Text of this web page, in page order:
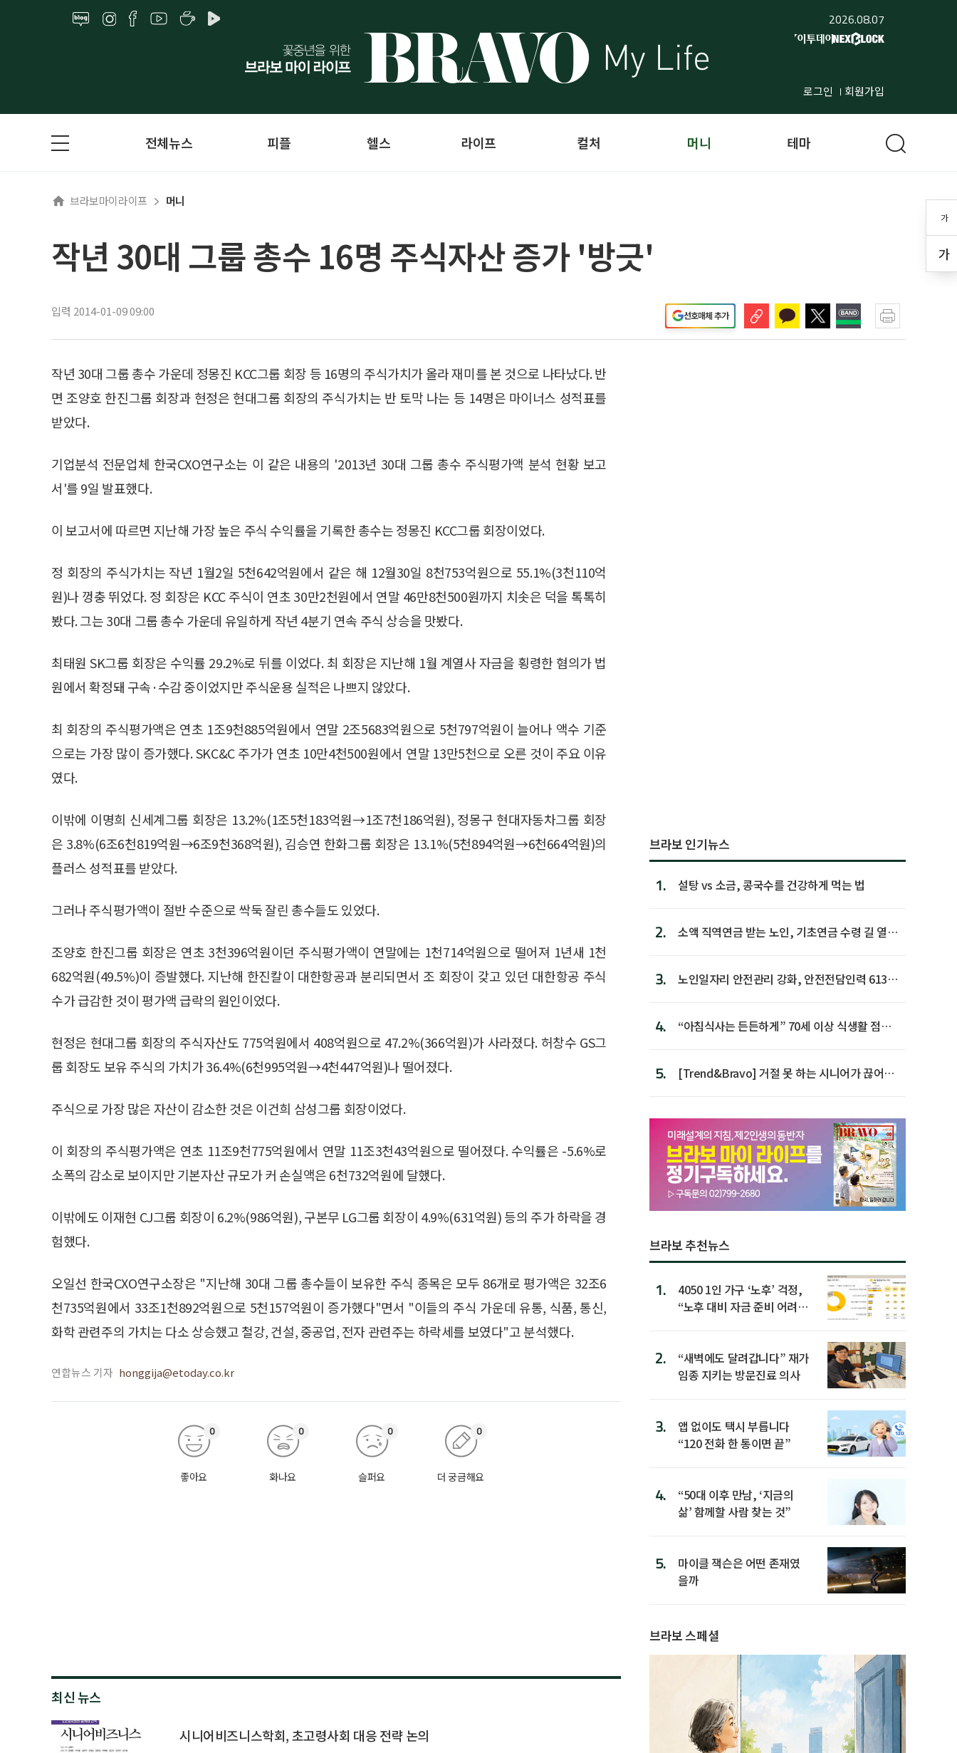
2026.08.07
로그인 회원가입
가
가
전체뉴스 피플 헬스 라이프 컬처 머니 테마
브라보마이라이프 머니
작년 30대 그룹 총수 16명 주식자산 증가 '방긋'
입력 2014-01-09 09:00 선호매체 추가
작년 30대 그룹 총수 가운데 정몽진 KCC그룹 회장 등 16명의 주식가치가 올라 재미를 본 것으로 나타났다. 반
면 조양호 한진그룹 회장과 현정은 현대그룹 회장의 주식가치는 반 토막 나는 등 14명은 마이너스 성적표를
받았다.
기업분석 전문업체 한국CXO연구소는 이 같은 내용의 '2013년 30대 그룹 총수 주식평가액 분석 현황 보고
서'를 9일 발표했다.
이 보고서에 따르면 지난해 가장 높은 주식 수익률을 기록한 총수는 정몽진 KCC그룹 회장이었다.
정 회장의 주식가치는 작년 1월2일 5천642억원에서 같은 해 12월30일 8천753억원으로 55.1%(3천110억
원)나 껑충 뛰었다. 정 회장은 KCC 주식이 연초 30만2천원에서 연말 46만8천500원까지 치솟은 덕을 톡톡히
봤다. 그는 30대 그룹 총수 가운데 유일하게 작년 4분기 연속 주식 상승을 맛봤다.
최태원 SK그룹 회장은 수익률 29.2%로 뒤를 이었다. 최 회장은 지난해 1월 계열사 자금을 횡령한 혐의가 법
원에서 확정돼 구속·수감 중이었지만 주식운용 실적은 나쁘지 않았다.
최 회장의 주식평가액은 연초 1조9천885억원에서 연말 2조5683억원으로 5천797억원이 늘어나 액수 기준
으로는 가장 많이 증가했다. SKC&C 주가가 연초 10만4천500원에서 연말 13만5천으로 오른 것이 주요 이유
였다.
이밖에 이명희 신세계그룹 회장은 13.2%(1조5천183억원→1조7천186억원), 정몽구 현대자동차그룹 회장
은 3.8%(6조6천819억원→6조9천368억원), 김승연 한화그룹 회장은 13.1%(5천894억원→6천664억원)의
플러스 성적표를 받았다.
그러나 주식평가액이 절반 수준으로 싹둑 잘린 총수들도 있었다.
조양호 한진그룹 회장은 연초 3천396억원이던 주식평가액이 연말에는 1천714억원으로 떨어져 1년새 1천
682억원(49.5%)이 증발했다. 지난해 한진칼이 대한항공과 분리되면서 조 회장이 갖고 있던 대한항공 주식
수가 급감한 것이 평가액 급락의 원인이었다.
현정은 현대그룹 회장의 주식자산도 775억원에서 408억원으로 47.2%(366억원)가 사라졌다. 허창수 GS그
룹 회장도 보유 주식의 가치가 36.4%(6천995억원→4천447억원)나 떨어졌다.
주식으로 가장 많은 자산이 감소한 것은 이건희 삼성그룹 회장이었다.
이 회장의 주식평가액은 연초 11조9천775억원에서 연말 11조3천43억원으로 떨어졌다. 수익률은 -5.6%로
소폭의 감소로 보이지만 기본자산 규모가 커 손실액은 6천732억원에 달했다.
이밖에도 이재현 CJ그룹 회장이 6.2%(986억원), 구본무 LG그룹 회장이 4.9%(631억원) 등의 주가 하락을 경
험했다.
오일선 한국CXO연구소장은 "지난해 30대 그룹 총수들이 보유한 주식 종목은 모두 86개로 평가액은 32조6
천735억원에서 33조1천892억원으로 5천157억원이 증가했다"면서 "이들의 주식 가운데 유통, 식품, 통신,
화학 관련주의 가치는 다소 상승했고 철강, 건설, 중공업, 전자 관련주는 하락세를 보였다"고 분석했다.
연합뉴스 기자 honggija@etoday.co.kr
좋아요
0
화나요
0
슬퍼요
0
더 궁금해요
0
최신 뉴스
시니어비즈니스학회, 초고령사회 대응 전략 논의
브라보 인기뉴스
1. 설탕 vs 소금, 콩국수를 건강하게 먹는 법
2.
소액 직역연금 받는 노인, 기초연금 수령 길 열린
3.
노인일자리 안전관리 강화, 안전전담인력 613명
4.
“아침식사는 든든하게” 70세 이상 식생활 점수
5.
[Trend&Bravo] 거절 못 하는 시니어가 끊어야
브라보 추천뉴스
1.
4050 1인 가구 ‘노후’ 걱정,
“노후 대비 자금 준비 어려
2.
“새벽에도 달려갑니다” 재가
임종 지키는 방문진료 의사
3.
앱 없이도 택시 부릅니다
“120 전화 한 통이면 끝”
4.
“50대 이후 만남, ‘지금의
삶’ 함께할 사람 찾는 것”
5.
마이클 잭슨은 어떤 존재였
을까
브라보 스페셜